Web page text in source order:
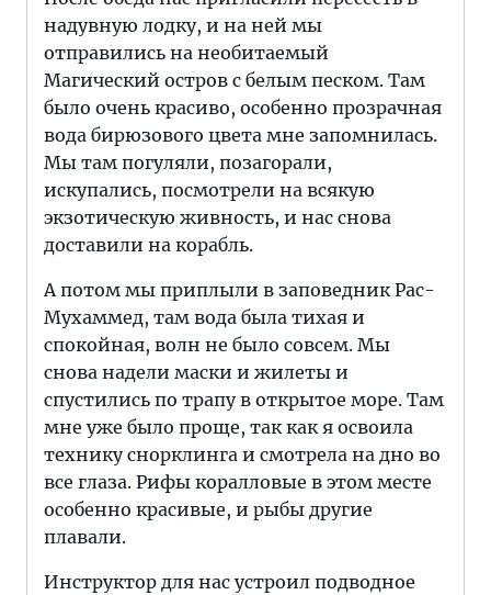
надувную лодку, и на ней мы
отправились на необитаемый
Магический остров с белым песком. Там
было очень красиво, особенно прозрачная
вода бирюзового цвета мне запомнилась.
Мы там погуляли, позагорали,
искупались, посмотрели на всякую
экзотическую живность, и нас снова
доставили на корабль.
А потом мы приплыли в заповедник Рас-
Мухаммед, там вода была тихая и
спокойная, волн не было совсем. Мы
снова надели маски и жилеты и
спустились по трапу в открытое море. Там
мне уже было проще, так как я освоила
технику снорклинга и смотрела на дно во
все глаза. Рифы коралловые в этом месте
особенно красивые, и рыбы другие
плавали.
Инструктор для нас устроил подводное